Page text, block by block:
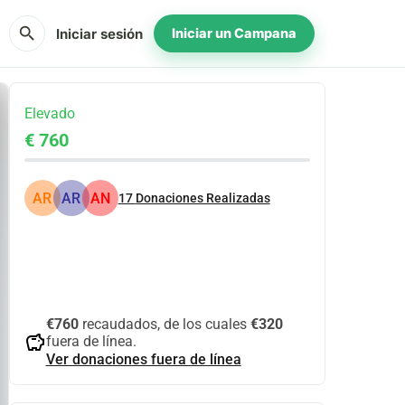
search Iniciar sesión Iniciar un Campana
Elevado
€ 760
AR AR AN 17 Donaciones Realizadas
savings
€760recaudados, de los cuales €320
fuera de línea.
Ver donaciones fuera de línea